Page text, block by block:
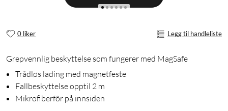
0 liker Legg til handleliste
Grepvennlig beskyttelse som fungerer med MagSafe
Trådløs lading med magnetfeste
Fallbeskyttelse opptil 2 m
Mikrofiberfôr på innsiden